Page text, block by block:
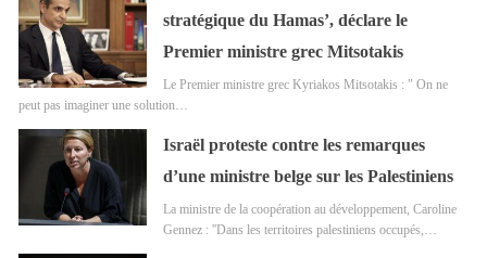
stratégique du Hamas’, déclare le
Premier ministre grec Mitsotakis
Le Premier ministre grec Kyriakos Mitsotakis : " On ne
peut pas imaginer une solution…
Israël proteste contre les remarques
d’une ministre belge sur les Palestiniens
La ministre de la coopération au développement, Caroline
Gennez : ''Dans les territoires palestiniens occupés,…